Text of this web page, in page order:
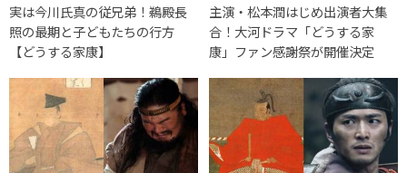
実は今川氏真の従兄弟！鵜殿長
照の最期と子どもたちの行方
【どうする家康】
主演・松本潤はじめ出演者大集
合！大河ドラマ「どうする家
康」ファン感謝祭が開催決定